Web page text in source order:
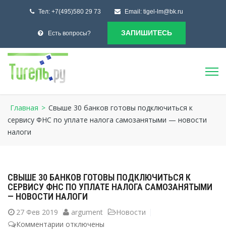
Тел: +7(495)580 29 73 Email: tigel-lm@bk.ru
Есть вопросы? ЗАПИШИТЕСЬ
Главная > Свыше 30 банков готовы подключиться к
сервису ФНС по уплате налога самозанятыми — новости
налоги
СВЫШЕ 30 БАНКОВ ГОТОВЫ ПОДКЛЮЧИТЬСЯ К
СЕРВИСУ ФНС ПО УПЛАТЕ НАЛОГА САМОЗАНЯТЫМИ
— НОВОСТИ НАЛОГИ
27 Фев 2019 argument
Новости
Комментарии котключены